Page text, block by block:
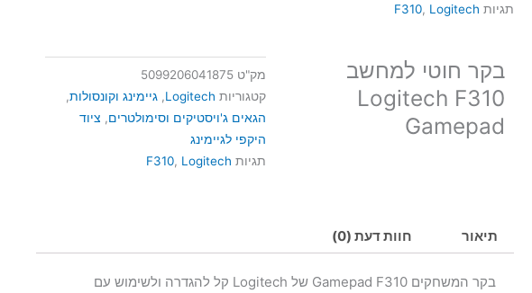
תגיות
F310, Logitech
בקר חוטי למחשב
Logitech F310
Gamepad
מק"ט 5099206041875
קטגוריות Logitech
, גיימינג וקונסולות,
הגאים ג'ויסטיקים וסימולטרים, ציוד
היקפי לגיימינג
תגיות
F310, Logitech
תיאור חוות דעת (0)
בקר המשחקים Gamepad F310 של Logitech קל להגדרה ולשימוש עם